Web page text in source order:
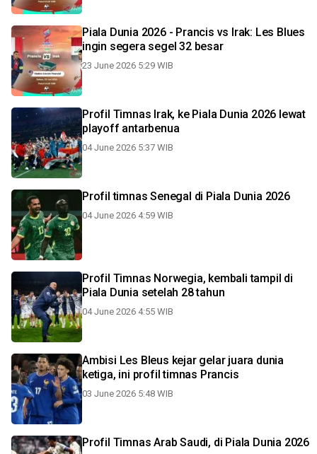
Piala Dunia 2026 - Prancis vs Irak: Les Blues
ingin segera segel 32 besar
23 June 2026 5:29 WIB
Profil Timnas Irak, ke Piala Dunia 2026 lewat
playoff antarbenua
04 June 2026 5:37 WIB
Profil timnas Senegal di Piala Dunia 2026
04 June 2026 4:59 WIB
Profil Timnas Norwegia, kembali tampil di
Piala Dunia setelah 28 tahun
04 June 2026 4:55 WIB
Ambisi Les Bleus kejar gelar juara dunia
ketiga, ini profil timnas Prancis
03 June 2026 5:48 WIB
Profil Timnas Arab Saudi, di Piala Dunia 2026